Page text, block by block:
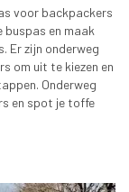
voor backpackers
en maak
Er zijn onderweg
om uit te kiezen en
Onderweg
en spot je toffe